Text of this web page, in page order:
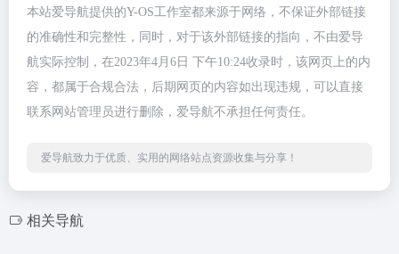
本站爱导航提供的Y-OS工作室都来源于网络，不保证外部链接
的准确性和完整性，同时，对于该外部链接的指向，不由爱导
航实际控制，在2023年4月6日 下午10:24收录时，该网页上的内
容，都属于合规合法，后期网页的内容如出现违规，可以直接
联系网站管理员进行删除，爱导航不承担任何责任。
爱导航致力于优质、实用的网络站点资源收集与分享！
相关导航